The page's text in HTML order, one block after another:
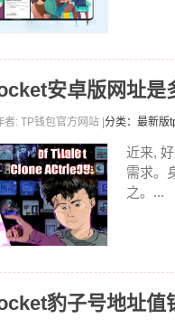
安卓版网址是
: TP钱包官方网站 | 分类：最新版
近来,
需求。
之。...
豹子号地址值